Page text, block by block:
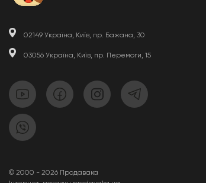
02149 Україна, Київ, пр. Бажана, 30
03056 Україна, Київ, пр. Перемоги, 15
© 2000 - 2026 Продавака